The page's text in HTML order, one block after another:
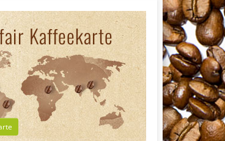
Kaffeekarte